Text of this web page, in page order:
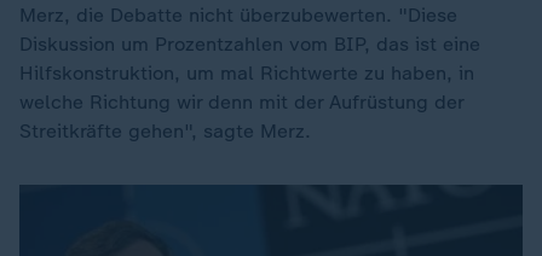
Merz, die Debatte nicht überzubewerten. "Diese
Diskussion um Prozentzahlen vom BIP, das ist eine
Hilfskonstruktion, um mal Richtwerte zu haben, in
welche Richtung wir denn mit der Aufrüstung der
Streitkräfte gehen", sagte Merz.